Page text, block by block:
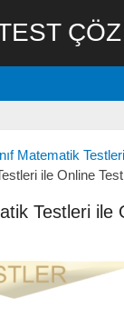
ÇÖZ
Matematik Testleri
ile Online
Testleri ile